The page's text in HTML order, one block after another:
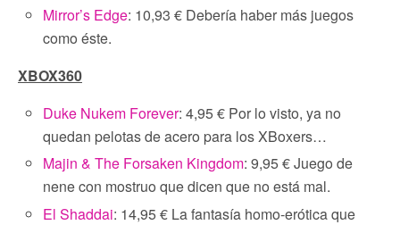
Mirror’s Edge: 10,93 € Debería haber más juegos
como éste.
XBOX360
Duke Nukem Forever: 4,95 € Por lo visto, ya no
quedan pelotas de acero para los XBoxers…
Majin & The Forsaken Kingdom: 9,95 € Juego de
nene con mostruo que dicen que no está mal.
El Shaddai: 14,95 € La fantasía homo-erótica que